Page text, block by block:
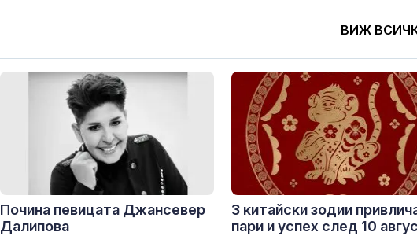
ВИЖ
Почина певицата Джансевер
Далипова
3 китайски зодии
пари и успех след 10